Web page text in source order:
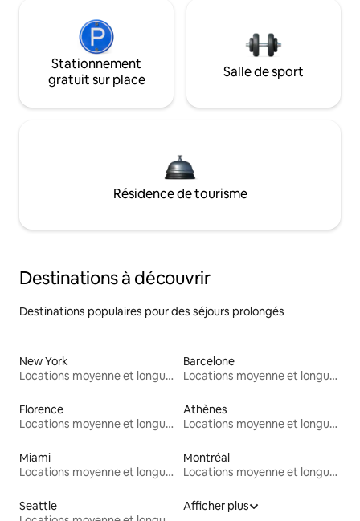
Stationnement
gratuit sur place
Salle de sport
Résidence de tourisme
Destinations à découvrir
Destinations populaires pour des séjours prolongés
New York
Locations moyenne et longue durée
Barcelone
Locations moyenne et longue durée
Florence
Locations moyenne et longue durée
Athènes
Locations moyenne et longue durée
Miami
Locations moyenne et longue durée
Montréal
Locations moyenne et longue durée
Seattle
Afficher plus